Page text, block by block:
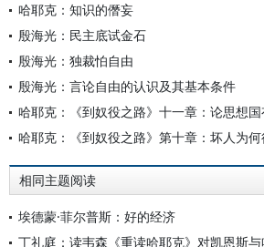
哈耶克：知识的僭妄
殷海光：民主底试金石
殷海光：独裁怕自由
殷海光：言论自由的认识及其基本条件
哈耶克：《到奴役之路》十一章：论思想
哈耶克：《到奴役之路》第十章：坏人为
相同主题阅读
埃德蒙·菲尔普斯：好的经济
丁礼庭：读韦森《重读哈耶克》对凯恩斯